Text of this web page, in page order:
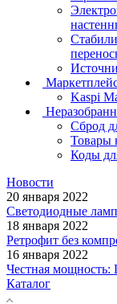
Kaspi
Сброд
Товары
Коды
Новости
20 января 2022
Светодиодные
18 января 2022
Ретрофит без
16 января 2022
Честная
Каталог